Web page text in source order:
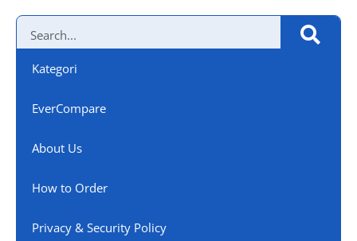
Kategori
EverCompare
About Us
How to Order
Privacy & Security Policy